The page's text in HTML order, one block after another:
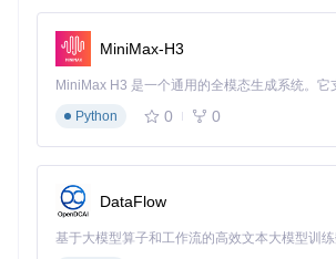
使用寿命。
图：MicroFs三层架构示意图，展示了配置
缓冲区层的关系及数据流向
使用MicroFs进行文件操作的标准流程包括
MiniMax-H3
Python
0 0
DataFlow
基于大模型算子和工作流的高效文本大模型训